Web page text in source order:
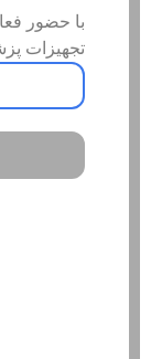
با حضور
تجهیزات